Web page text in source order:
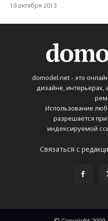
19 октября 2013
domodel.net - это
дизайне, интерьерах,
Использование
разрешается
индексируемой
Связаться с